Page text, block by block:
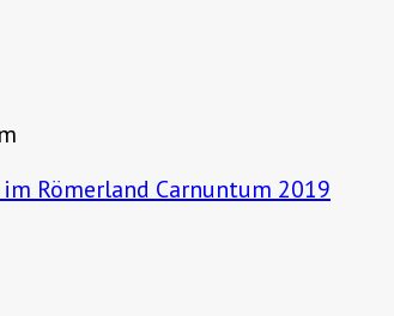
Römerland Carnuntum 2019